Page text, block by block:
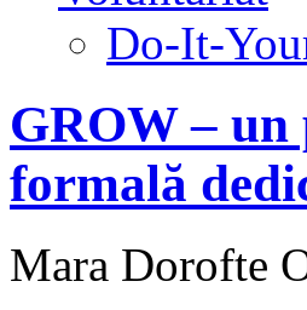
Do-It-
GROW – un
formală
Mara Dorofte